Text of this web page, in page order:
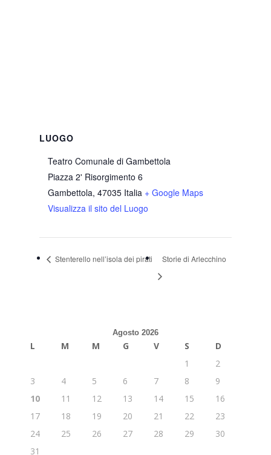
LUOGO
Teatro Comunale di Gambettola
Piazza 2' Risorgimento 6
Gambettola, 47035 Italia + Google Maps
Visualizza il sito del Luogo
Stenterello nell’isola dei pirati Storie di Arlecchino
Agosto 2026
L M M G V S
D
1
2
3
4 5 6 7 8
9
10
11 12 13 14 15
16
17
18 19 20 21 22
23
24
25 26 27 28 29
30
31